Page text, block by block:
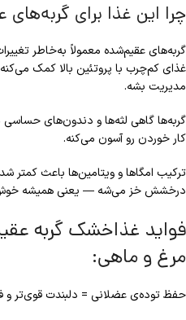
چرا این غذا برای
گربه‌های عقیم‌شده معمولاً به‌خاطر
غذای کم‌چرب با پروتئین بالا کمک
مدیریت بشه.
گربه‌ها گاهی لثه‌ها و دندون‌های
کار خوردن رو آسون می‌کنه.
ترکیب امگاها و ویتامین‌ها باعث
درخشش خز می‌شه — یعنی همیشه
فواید غذاخشک گربه
مرغ و ماهی:
حفظ توده‌ی عضلانی = دلبندت قوی‌تر و